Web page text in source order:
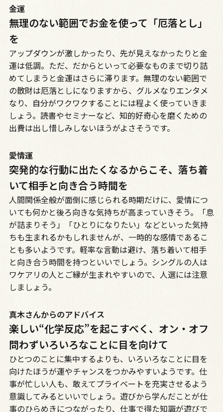
金運
無理のない範囲でお金を使って「厄落とし」
を
アップダウンが激しかったり、先が見えなかったりと金
運は低調。ただ、だからといって必要なものまで切り詰
めてしまうと金運はさらに滞ります。無理のない範囲で
の散財は厄落としになりますから、グルメなりエンタメ
なり、自分がワクワクすることには程よく使っていきま
しょう。読書やセミナーなど、知的好奇心を磨くための
出費は出し惜しみしないほうがよさそうです。
愛情運
突発的な行動に出たくなるからこそ、落ち着
いて相手と向き合う時間を
人間関係全般が面倒に感じられる時期だけに、愛情につ
いても何かと後ろ向きな気持ちが高まっていきそう。「息
が詰まりそう」「ひとりになりたい」などといった気持
ちも生まれるかもしれませんが、一時的な感情であるこ
とも多いようです。軽率な言動は避け、落ち着いて相手
と向き合う時間を持つといいでしょう。シングルの人は
ワケアリの人とご縁が生まれやすいので、人選には注意
しましょう。
真木さんからのアドバイス
楽しい“化学反応”を起こすべく、オン・オフ
問わずいろいろなことに目を向けて
ひとつのことに集中するよりも、いろいろなことに目を
向けたほうが運やチャンスをつかみやすいようです。仕
事が忙しい人も、敢えてプライベートを充実させるよう
意識してみるといいでしょう。遊びから学んだことが仕
事のひらめきにつながったり、仕事で得た知識が遊びで